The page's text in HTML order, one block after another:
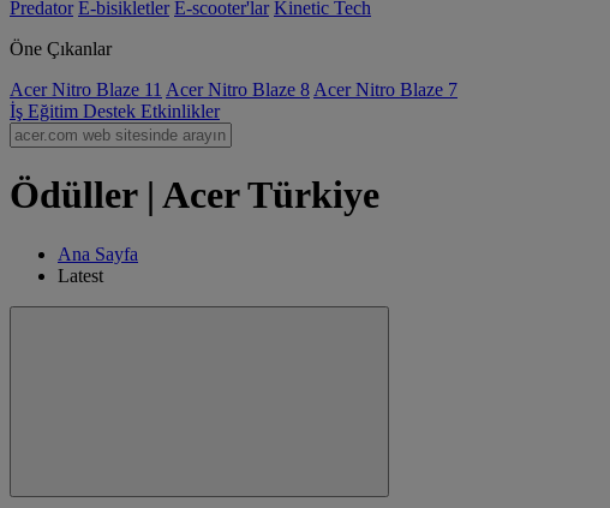
Predator E-bisikletler E-scooter'lar Kinetic Tech
Öne Çıkanlar
Acer Nitro Blaze 11 Acer Nitro Blaze 8 Acer Nitro Blaze 7
İş Eğitim Destek Etkinlikler
Ödüller | Acer Türkiye
Ana Sayfa
Latest